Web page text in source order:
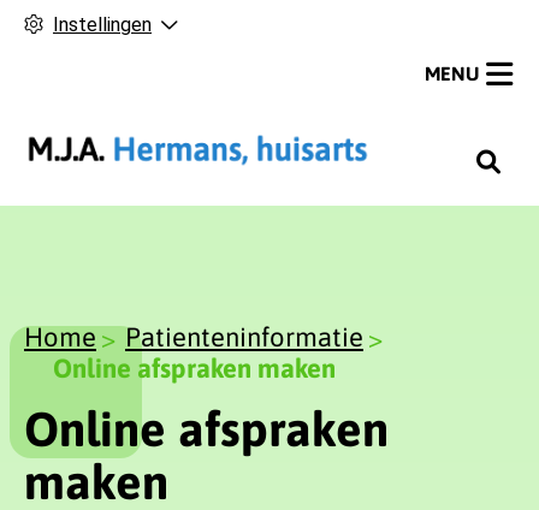
Instellingen
H
o
MENU
Home
Patienteninformatie
Online afspraken maken
Online afspraken
maken